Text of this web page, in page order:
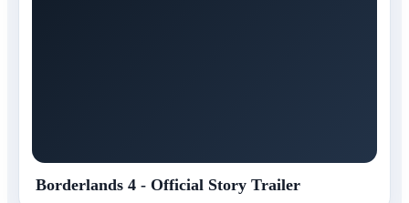
Borderlands 4 - Official Story Trailer